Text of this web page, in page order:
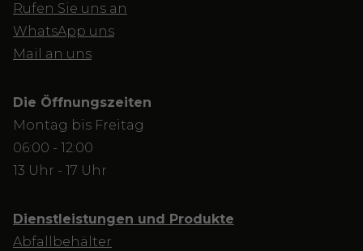
Rufen Sie uns an
WhatsApp uns
Mail an uns
Die Öffnungszeiten
Montag bis Freitag
06:00 - 12:00
13 Uhr - 17 Uhr
Dienstleistungen und Produkte
Abfallbehälter